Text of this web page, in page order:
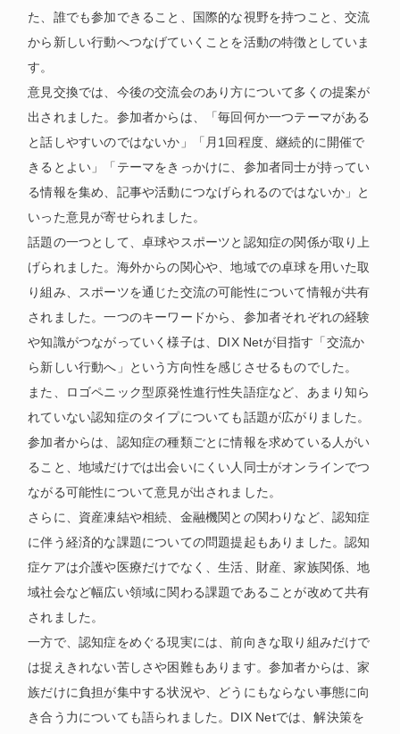
た、誰でも参加できること、国際的な視野を持つこと、交流
から新しい行動へつなげていくことを活動の特徴としていま
す。
意見交換では、今後の交流会のあり方について多くの提案が
出されました。参加者からは、「毎回何か一つテーマがある
と話しやすいのではないか」「月1回程度、継続的に開催で
きるとよい」「テーマをきっかけに、参加者同士が持ってい
る情報を集め、記事や活動につなげられるのではないか」と
いった意見が寄せられました。
話題の一つとして、卓球やスポーツと認知症の関係が取り上
げられました。海外からの関心や、地域での卓球を用いた取
り組み、スポーツを通じた交流の可能性について情報が共有
されました。一つのキーワードから、参加者それぞれの経験
や知識がつながっていく様子は、DIX Netが目指す「交流か
ら新しい行動へ」という方向性を感じさせるものでした。
また、ロゴペニック型原発性進行性失語症など、あまり知ら
れていない認知症のタイプについても話題が広がりました。
参加者からは、認知症の種類ごとに情報を求めている人がい
ること、地域だけでは出会いにくい人同士がオンラインでつ
ながる可能性について意見が出されました。
さらに、資産凍結や相続、金融機関との関わりなど、認知症
に伴う経済的な課題についての問題提起もありました。認知
症ケアは介護や医療だけでなく、生活、財産、家族関係、地
域社会など幅広い領域に関わる課題であることが改めて共有
されました。
一方で、認知症をめぐる現実には、前向きな取り組みだけで
は捉えきれない苦しさや困難もあります。参加者からは、家
族だけに負担が集中する状況や、どうにもならない事態に向
き合う力についても語られました。DIX Netでは、解決策を